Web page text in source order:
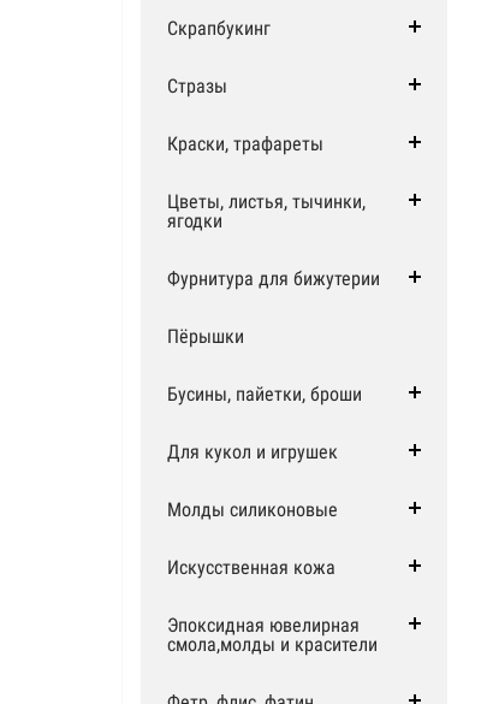
Скрапбукинг
Стразы
Краски, трафареты
Цветы, листья, тычинки,
ягодки
Фурнитура для бижутерии
Пёрышки
Бусины, пайетки, броши
Для кукол и игрушек
Молды силиконовые
Искусственная кожа
Эпоксидная ювелирная
смола,молды и красители